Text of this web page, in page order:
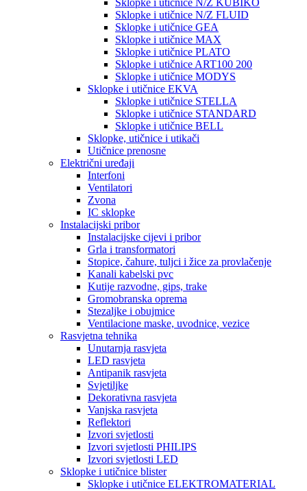
Sklopke i utičnice N/Z KUBIKO
Sklopke i utičnice N/Z FLUID
Sklopke i utičnice GEA
Sklopke i utičnice MAX
Sklopke i utičnice PLATO
Sklopke i utičnice ART100 200
Sklopke i utičnice MODYS
Sklopke i utičnice EKVA
Sklopke i utičnice STELLA
Sklopke i utičnice STANDARD
Sklopke i utičnice BELL
Sklopke, utičnice i utikači
Utičnice prenosne
Električni uređaji
Interfoni
Ventilatori
Zvona
IC sklopke
Instalacijski pribor
Instalacijske cijevi i pribor
Grla i transformatori
Stopice, čahure, tuljci i žice za provlačenje
Kanali kabelski pvc
Kutije razvodne, gips, trake
Gromobranska oprema
Stezaljke i obujmice
Ventilacione maske, uvodnice, vezice
Rasvjetna tehnika
Unutarnja rasvjeta
LED rasvjeta
Antipanik rasvjeta
Svjetiljke
Dekorativna rasvjeta
Vanjska rasvjeta
Reflektori
Izvori svjetlosti
Izvori svjetlosti PHILIPS
Izvori svjetlosti LED
Sklopke i utičnice blister
Sklopke i utičnice ELEKTROMATERIAL